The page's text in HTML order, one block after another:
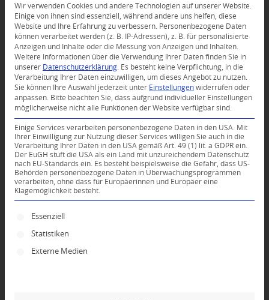
0
KOMMENTARE
Dein Kommentar
An Diskussion beteiligen?
Hinterlassen Sie uns Ihren Kommentar!
Wir verwenden Cookies und andere Technologien auf unserer Website.
Einige von ihnen sind essenziell, während andere uns helfen, diese
Website und Ihre Erfahrung zu verbessern.
Personenbezogene Daten
können verarbeitet werden (z. B. IP-Adressen), z. B. für personalisierte
Anzeigen und Inhalte oder die Messung von Anzeigen und Inhalten.
Weitere Informationen über die Verwendung Ihrer Daten finden Sie in
unserer Datenschutzerklärung
Es besteht keine Verpflichtung, in die
Verarbeitung Ihrer Daten einzuwilligen, um dieses Angebot zu nutzen.
Sie können Ihre Auswahl jederzeit unter Einstellungen widerrufen oder
anpassen.
Bitte beachten Sie, dass aufgrund individueller Einstellungen
möglicherweise nicht alle Funktionen der Website verfügbar sind.
Einige Services verarbeiten personenbezogene Daten in den USA. Mit
Ihrer Einwilligung zur Nutzung dieser Services willigen Sie auch in die
Verarbeitung Ihrer Daten in den USA gemäß Art. 49 (1) lit. a GDPR ein.
Der EuGH stuft die USA als ein Land mit unzureichendem Datenschutz
nach EU-Standards ein. Es besteht beispielsweise die Gefahr, dass US-
Behörden personenbezogene Daten in Überwachungsprogrammen
verarbeiten, ohne dass für Europäerinnen und Europäer eine
Klagemöglichkeit besteht.
Es folgt eine Liste der Service-Gruppen, für die
Essenziell
Statistiken
Externe Medien